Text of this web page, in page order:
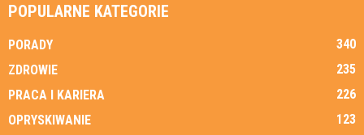
POPULARNE KATEGORIE
PORADY
340
ZDROWIE
235
PRACA I KARIERA
226
OPRYSKIWANIE
123